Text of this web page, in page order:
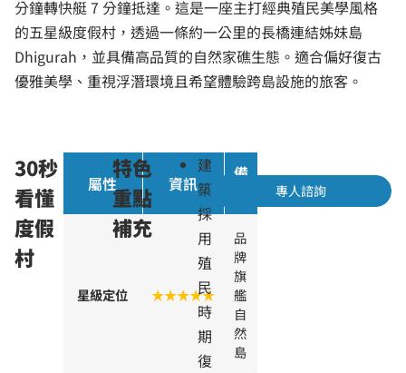
分鐘轉快艇 7 分鐘抵達。這是一座主打經典殖民美學風格
的五星級度假村，透過一條約一公里的長橋連結姊妹島
Dhigurah，並具備高品質的自然家礁生態。適合偏好復古
優雅美學、重視浮潛環境且希望體驗跨島設施的旅客。
30秒
看懂
度假
村
屬性 資訊
備
星級定位 ★★★★★
品
牌
旗
艦
自
然
島
特色
重點
補充
建
築
採
用
殖
民
時
期
復
專人諮詢